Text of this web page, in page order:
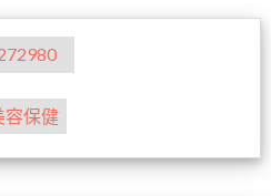
容保健